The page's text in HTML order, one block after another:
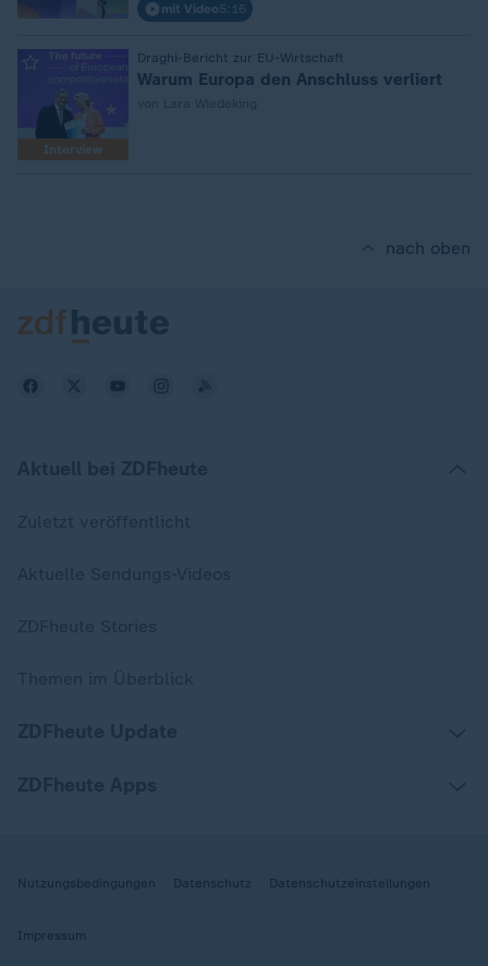
mit Video5:16
Interview
Draghi-Bericht zur EU-Wirtschaft
Warum Europa den Anschluss verliert
nach oben
Nutzungsbedingungen Datenschutz Datenschutzeinstellungen
Impressum